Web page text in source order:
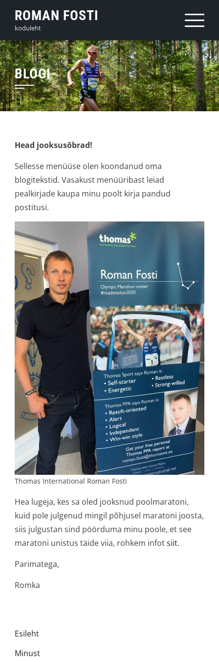
content
ROMAN FOSTI
koduleht
BLOGI
Head jooksusõbrad!
Sellesse menüüse olen koondanud oma
blogitekstid. Vasakust menüüribast leiad
pealkirjade kaupa minu poolt kirja pandud
postitusi.
Thomas International Roman Fosti
Hea lugeja, kes sa oled jooksnud poolmaratoni,
kuid pole julgenud mingil põhjusel maratoni joosta,
siis julgustan sind pöörduma minu poole, et see
maratoni unistus täide viia, rohkem infotsiit.
Parimatega,
Romka
Esileht
Minust